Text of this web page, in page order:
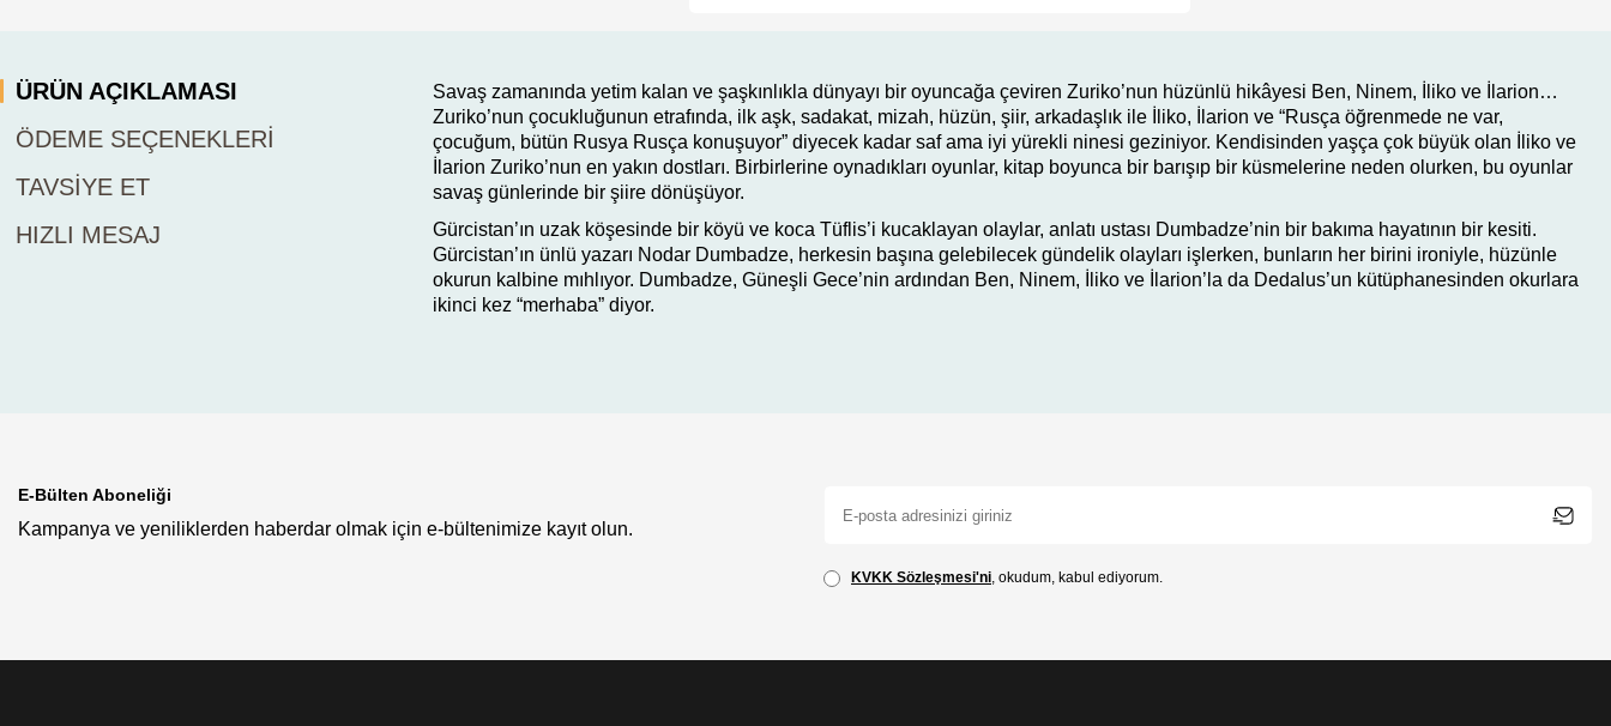
ÜRÜN AÇIKLAMASI
ÖDEME SEÇENEKLERI
TAVSIYE ET
HIZLI MESAJ
Savaş zamanında yetim kalan ve şaşkınlıkla dünyayı bir oyuncağa çeviren Zuriko’nun hüzünlü hikâyesi Ben, Ninem, İliko ve İlarion…
Zuriko’nun çocukluğunun etrafında, ilk aşk, sadakat, mizah, hüzün, şiir, arkadaşlık ile İliko, İlarion ve “Rusça öğrenmede ne var,
çocuğum, bütün Rusya Rusça konuşuyor” diyecek kadar saf ama iyi yürekli ninesi geziniyor. Kendisinden yaşça çok büyük olan İliko ve
İlarion Zuriko’nun en yakın dostları. Birbirlerine oynadıkları oyunlar, kitap boyunca bir barışıp bir küsmelerine neden olurken, bu oyunlar
savaş günlerinde bir şiire dönüşüyor.
Gürcistan’ın uzak köşesinde bir köyü ve koca Tüflis’i kucaklayan olaylar, anlatı ustası Dumbadze’nin bir bakıma hayatının bir kesiti.
Gürcistan’ın ünlü yazarı Nodar Dumbadze, herkesin başına gelebilecek gündelik olayları işlerken, bunların her birini ironiyle, hüzünle
okurun kalbine mıhlıyor. Dumbadze, Güneşli Gece’nin ardından Ben, Ninem, İliko ve İlarion’la da Dedalus’un kütüphanesinden okurlara
ikinci kez “merhaba” diyor.
E-Bülten Aboneliği
Kampanya ve yeniliklerden haberdar olmak için e-bültenimize kayıt olun.
KVKK Sözleşmesi'ni, okudum, kabul ediyorum.